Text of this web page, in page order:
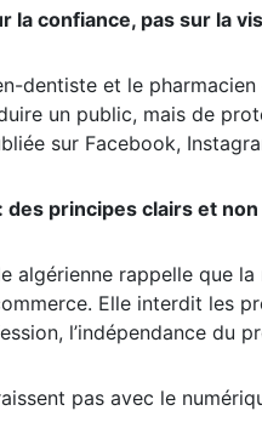
dentiste et le
un public, mais de
algérienne rappelle que
Elle interdit les